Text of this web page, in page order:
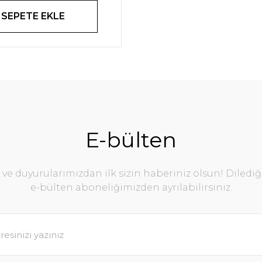
SEPETE EKLE
E-bülten
ve duyurularımızdan ilk sizin haberiniz olsun!
e-bülten aboneliğimizden ayrılabilirsiniz.